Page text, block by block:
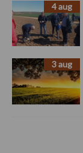
4 aug
3 aug